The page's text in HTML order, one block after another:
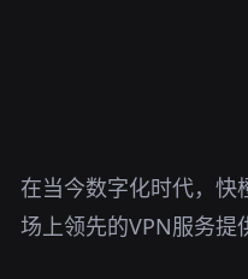
在当今数字化时代，
场上领先的VPN服务提